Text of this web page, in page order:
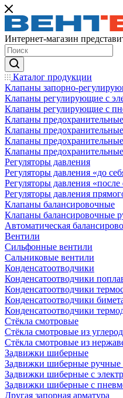
Интернет-магазин
Каталог продукции
Клапаны запорно-
Клапаны регулирующие с
Клапаны регулирующие с
Клапаны предохранительные
Клапаны
Клапаны
Клапаны
Регуляторы давления
Регуляторы давления «до
Регуляторы давления
Регуляторы давления
Клапаны балансировочные
Клапаны балансировочные
Автоматическая
Вентили
Сильфонные вентили
Сальниковые вентили
Конденсатоотводчики
Конденсатоотводчики
Конденсатоотводчики
Конденсатоотводчики
Конденсатоотводчики
Стёкла смотровые
Стёкла смотровые из
Стёкла смотровые из
Задвижки шиберные
Задвижки шиберные ручные
Задвижки шиберные с
Задвижки шиберные с
Другая запорная арматура